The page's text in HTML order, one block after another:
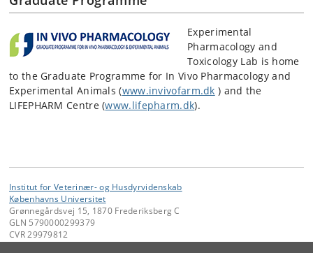
Experimental
Pharmacology and
Toxicology Lab is home
to the Graduate Programme for In Vivo Pharmacology and
Experimental Animals (www.invivofarm.dk ) and the
LIFEPHARM Centre (www.lifepharm.dk).
Institut for Veterinær- og Husdyrvidenskab
Københavns Universitet
Grønnegårdsvej 15, 1870 Frederiksberg C
GLN 5790000299379
CVR 29979812